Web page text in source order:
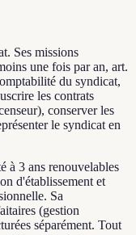
Ses missions
une fois par an, art.
du syndicat,
les contrats
conserver les
le syndicat en
à 3 ans renouvelables
d'établissement et
Sa
(gestion
séparément. Tout